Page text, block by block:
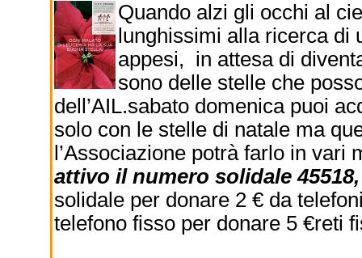
Quando alzi gli occhi al
lunghissimi alla ricerca di
appesi, in attesa di
sono delle stelle che
dell’AIL.sabato domenica puoi
solo con le stelle di natale ma
l’Associazione potrà farlo in vari
attivo il numero solidale
solidale per donare 2 € da
telefono fisso per donare 5 €reti